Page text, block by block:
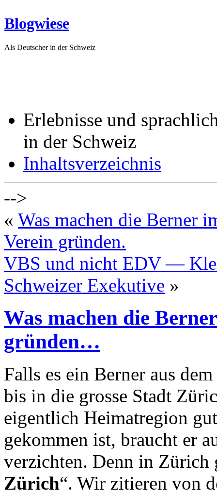
Blogwiese
Als Deutscher in der Schweiz
Erlebnisse und
in der Schweiz
Inhaltsverzeichnis
-->
« Was machen die Berner
Verein gründen.
VBS und nicht EDV —
Schweizer Exekutive »
Was machen die
gründen…
Falls es ein Berner aus
bis in die grosse Stadt
eigentlich Heimatregion
gekommen ist, braucht er
verzichten. Denn in Zürich
Zürich“. Wir zitieren von